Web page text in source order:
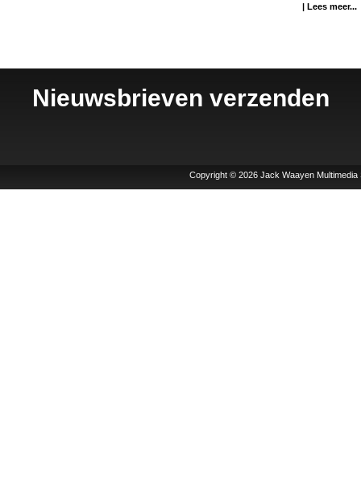
| Lees meer...
Nieuwsbrieven verzenden
Copyright © 2026 Jack Waayen